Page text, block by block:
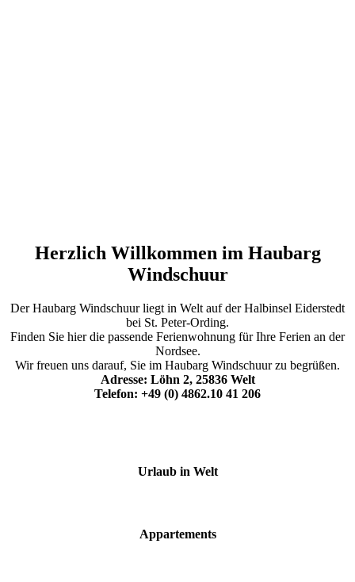
Herzlich Willkommen im Haubarg
Windschuur
Der Haubarg Windschuur liegt in Welt auf der Halbinsel Eiderstedt
bei St. Peter-Ording.
Finden Sie hier die passende Ferienwohnung für Ihre Ferien an der
Nordsee.
Wir freuen uns darauf, Sie im Haubarg Windschuur zu begrüßen.
Adresse: Löhn 2, 25836 Welt
Telefon: +49 (0) 4862.10 41 206
Urlaub in Welt
Appartements